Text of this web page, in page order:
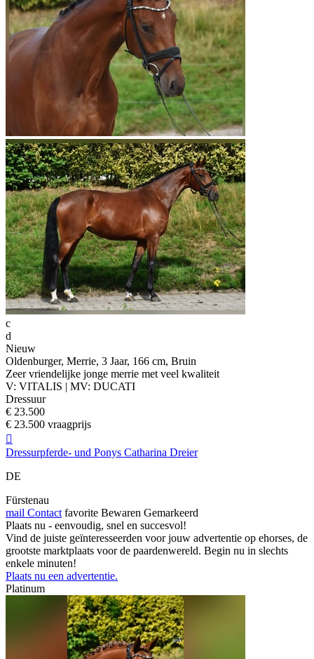
c
d
Nieuw
Oldenburger, Merrie, 3 Jaar, 166 cm, Bruin
Zeer vriendelijke jonge merrie met veel kwaliteit
V: VITALIS | MV: DUCATI
Dressuur
€ 23.500
€ 23.500 vraagprijs

Dressurpferde- und Ponys Catharina Dreier
DE
Fürstenau
mail Contact favorite Bewaren Gemarkeerd
Plaats nu - eenvoudig, snel en succesvol!
Vind de juiste geïnteresseerden voor jouw advertentie op ehorses, de
grootste marktplaats voor de paardenwereld. Begin nu in slechts
enkele minuten!
Plaats nu een advertentie.
Platinum